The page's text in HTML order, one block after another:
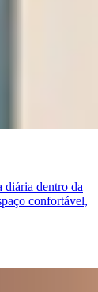
diária dentro da
confortável,